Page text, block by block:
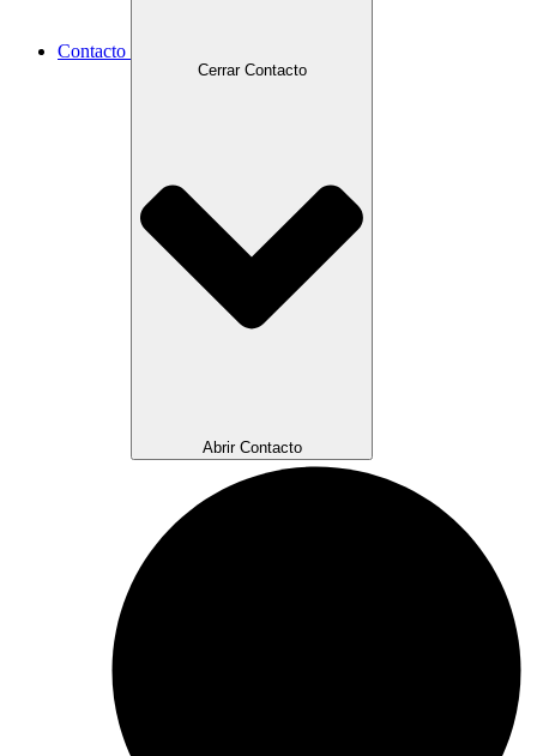
Contacto
Cerrar Contacto
Abrir Contacto